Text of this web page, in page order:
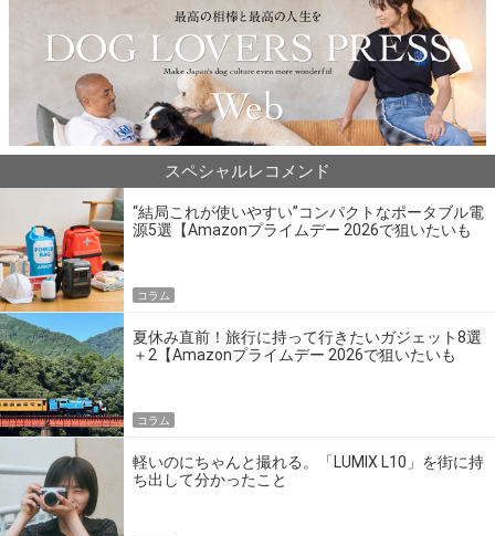
スペシャルレコメンド
“結局これが使いやすい”コンパクトなポータブル電
源5選【Amazonプライムデー 2026で狙いたいも
コラム
夏休み直前！旅行に持って行きたいガジェット8選
＋2【Amazonプライムデー 2026で狙いたいも
コラム
軽いのにちゃんと撮れる。「LUMIX L10」を街に持
ち出して分かったこと